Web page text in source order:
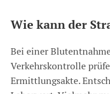
Wie kann der
Bei einer
Verkehrskontrolle
Ermittlungsakte.